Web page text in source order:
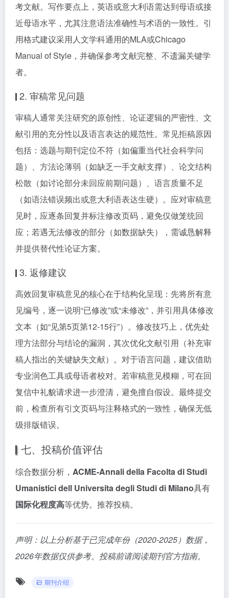
考文献。写作要点上，英语或意大利语需达到母语或接
近母语水平，尤其注意语法准确性与术语的一致性。引
用格式建议采用人文学科通用的MLA或Chicago
Manual of Style，并确保参考文献完整、不遗漏关键学
者。
2. 审稿常见问题
审稿人通常关注研究的原创性、论证逻辑的严密性、文
献引用的充分性以及语言表达的规范性。常见拒稿原因
包括：选题与期刊定位不符（如偏重当代社会科学问
题）、方法论薄弱（如缺乏一手文献支撑）、论文结构
松散（如讨论部分未回应前期问题）、语言质量不足
（如语法错误频出或意大利语表达生硬）。应对审稿意
见时，应逐条回复并标注修改页码，避免仅做笼统回
应；若遇无法修改的部分（如数据缺失），需诚恳解释
并提供替代性论证方案。
3. 返修建议
高效回复审稿意见的核心在于结构化呈现：先将所有意
见编号，逐一说明“已修改”或“未修改”，并引用具体修改
文本（如“见第5页第12-15行”）。修改技巧上，优先处
理方法部分与结论的漏洞，其次优化文献引用（补充审
稿人指出的关键缺失文献）。对于语言问题，建议借助
专业润色工具或母语者校对。若审稿意见模糊，可在回
复信中礼貌请求进一步澄清，避免擅自假设。最终提交
前，检查所有引文页码与注释格式的一致性，确保无低
级排版错误。
七、投稿价值评估
综合数据分析， ACME-Annali della Facolta di Studi
Umanistici dell Universita degli Studi di Milano具有
国际化程度高等优势。推荐投稿。
声明：以上分析基于已完成年份（2020-2025）数据，
2026年数据仅供参考。投稿前请阅读期刊官方指南。
期刊介绍